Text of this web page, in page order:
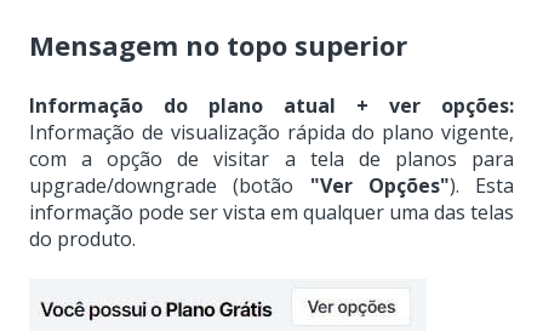
Mensagem no topo superior
Informação do plano atual + ver opções:
Informação de visualização rápida do plano vigente,
com a opção de visitar a tela de planos para
upgrade/downgrade (botão "Ver Opções"). Esta
informação pode ser vista em qualquer uma das telas
do produto.